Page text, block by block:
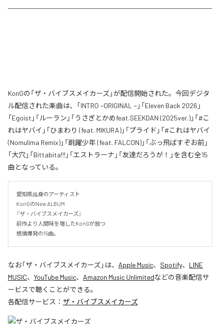
KonGの「ザ・バイブスメイカーズ」が配信開始された。今回デジタ
ル配信された楽曲は、「INTRO ~ORIGINAL ~」「Eleven Back 2026」
「Egoist」「ルーラン」「うさぎとかめfeat.SEEKDAN (2025ver.)」「#こ
れはヤバイ」「ひまわり (feat. MIKURA)」「プライド」「#これはヤバイ
(Nomulima Remix)」「跳躍少年 (feat. FALCON)」「ぶっ飛ばすぞお前」
「大穴」「Bittabita!!!」「エストラーナ」「友達だろうが！」を含む全15
曲となっている。
愛知県出身のアーティスト
KonGのNew ALBUM
『ザ・バイブスメイカーズ』
前作より人間味を増したKonGが放つ
感情爆発の15曲。
なお「ザ・バイブスメイカーズ」は、 Apple Music、 Spotify、 LINE
MUSIC、 YouTube Music、 Amazon Music Unlimitedなどの音楽配信サ
ービスで聴くことができる。
各配信サービス： ザ・バイブスメイカーズ